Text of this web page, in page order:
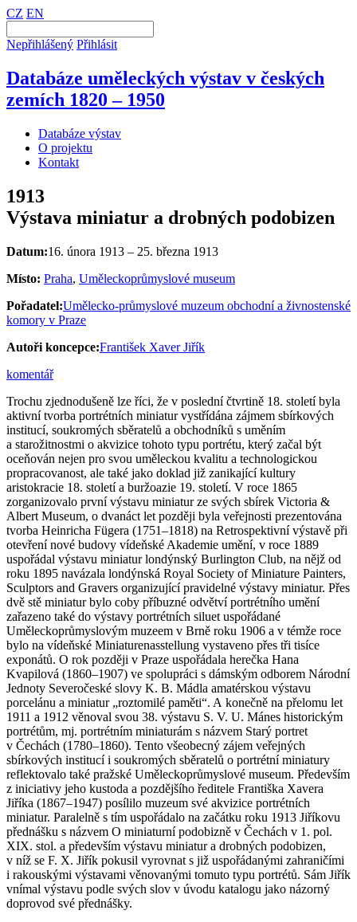
CZ EN
Nepřihlášený Přihlásit
Databáze uměleckých výstav v českých
zemích 1820 – 1950
Databáze výstav
O projektu
Kontakt
1913
Výstava miniatur a drobných podobizen
Datum:16. února 1913 – 25. března 1913
Místo: Praha, Uměleckoprůmyslové museum
Pořadatel:Umělecko-průmyslové muzeum obchodní a živnostenské
komory v Praze
Autoři koncepce:František Xaver Jiřík
komentář
Trochu zjednodušeně lze říci, že v poslední čtvrtině 18. století byla
aktivní tvorba portrétních miniatur vystřídána zájmem sbírkových
institucí, soukromých sběratelů a obchodníků s uměním
a starožitnostmi o akvizice tohoto typu portrétu, který začal být
oceňován nejen pro svou uměleckou kvalitu a technologickou
propracovanost, ale také jako doklad již zanikající kultury
aristokracie 18. století a buržoazie 19. století. V roce 1865
zorganizovalo první výstavu miniatur ze svých sbírek Victoria &
Albert Museum, o dvanáct let později byla veřejnosti prezentována
tvorba Heinricha Fügera (1751–1818) na Retrospektivní výstavě při
otevření nové budovy vídeňské Akademie umění, v roce 1889
uspořádal výstavu miniatur londýnský Burlington Club, na nějž od
roku 1895 navázala londýnská Royal Society of Miniature Painters,
Sculptors and Gravers organizující pravidelné výstavy miniatur. Přes
dvě stě miniatur bylo coby příbuzné odvětví portrétního umění
zařazeno také do výstavy portrétních siluet uspořádané
Uměleckoprůmyslovým muzeem v Brně roku 1906 a v témže roce
bylo na vídeňské Miniaturenasstellung vystaveno přes tři tisíce
exponátů. O rok později v Praze uspořádala herečka Hana
Kvapilová (1860–1907) ve spolupráci s dámským odborem Národní
Jednoty Severočeské slovy K. B. Mádla amatérskou výstavu
porcelánu a miniatur „roztomilé paměti“. A konečně na přelomu let
1911 a 1912 věnoval svou 38. výstavu S. V. U. Mánes historickým
portrétům, mj. portrétním miniaturám s názvem Starý portret
v Čechách (1780–1860). Tento všeobecný zájem veřejných
sbírkových institucí i soukromých sběratelů o portrétní miniatury
reflektovalo také pražské Uměleckoprůmyslové museum. Především
z iniciativy jeho kustoda a pozdějšího ředitele Františka Xavera
Jiříka (1867–1947) posílilo muzeum své akvizice portrétních
miniatur. Paralelně s tím uspořádalo na začátku roku 1913 Jiříkovu
přednášku s názvem O miniaturní podobizně v Čechách v 1. pol.
XIX. stol. a především výstavu miniatur a drobných podobizen,
v níž se F. X. Jiřík pokusil vyrovnat s již uspořádanými zahraničími
i rakouskými výstavami věnovanými tomuto typu portrétů. Sám Jiřík
vnímal výstavu podle svých slov v úvodu katalogu jako názorný
doprovod své přednášky.